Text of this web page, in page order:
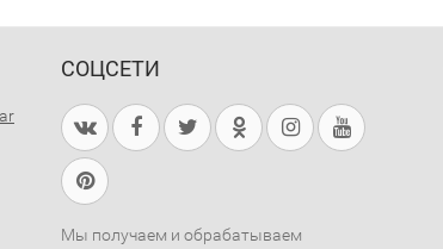
СОЦСЕТИ
Мы получаем и обрабатываем